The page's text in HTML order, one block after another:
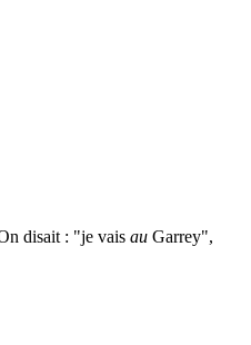
disait : "je vais au Garrey",